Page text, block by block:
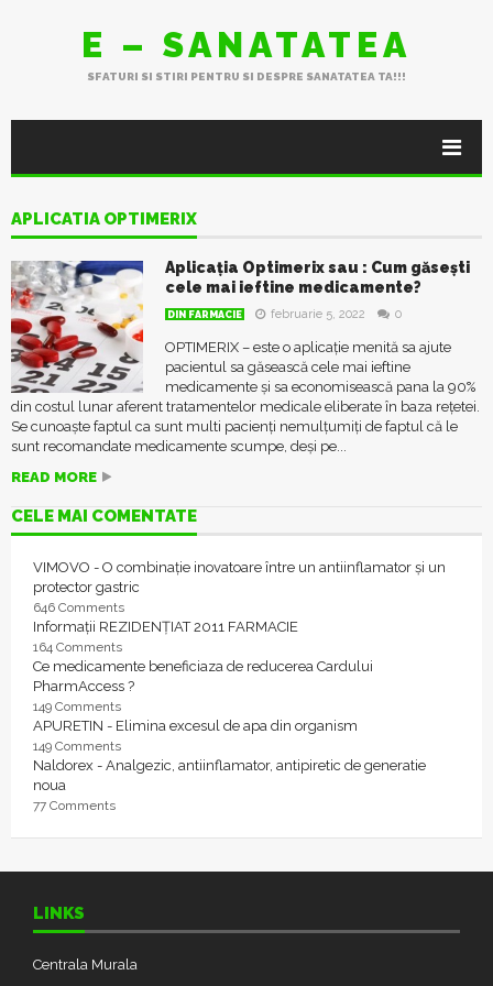
E – SANATATEA
SFATURI SI STIRI PENTRU SI DESPRE SANATATEA TA!!!
APLICATIA OPTIMERIX
Aplicaţia Optimerix sau : Cum găseşti
cele mai ieftine medicamente?
DIN FARMACIE februarie 5, 2022 0
OPTIMERIX – este o aplicație menită sa ajute
pacientul sa găsească cele mai ieftine
medicamente și sa economisească pana la 90%
din costul lunar aferent tratamentelor medicale eliberate în baza rețetei.
Se cunoaște faptul ca sunt multi pacienți nemulţumiţi de faptul că le
sunt recomandate medicamente scumpe, deşi pe...
READ MORE
CELE MAI COMENTATE
VIMOVO - O combinație inovatoare între un antiinflamator și un
protector gastric
646 Comments
Informații REZIDENȚIAT 2011 FARMACIE
164 Comments
Ce medicamente beneficiaza de reducerea Cardului
PharmAccess ?
149 Comments
APURETIN - Elimina excesul de apa din organism
149 Comments
Naldorex - Analgezic, antiinflamator, antipiretic de generatie
noua
77 Comments
LINKS
Centrala Murala